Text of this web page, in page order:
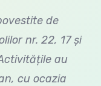
de
nr. 22, 17 și
au
cu ocazia